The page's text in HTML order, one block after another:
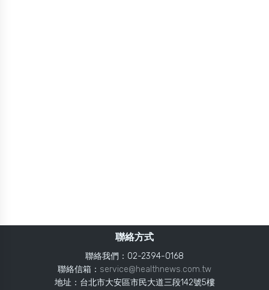
聯絡方式
聯絡我們：02-2394-0168
聯絡信箱： service@healthnews.com.tw
地址：台北市大安區市民大道三段142號5樓